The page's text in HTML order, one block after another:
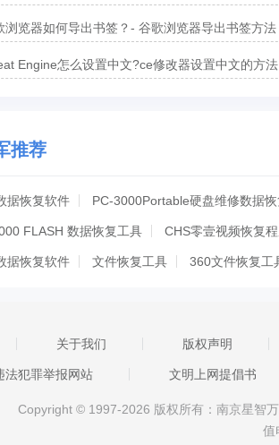
浏览器如何导出书签？- 谷歌浏览器导出书签方法
Engine怎么设置中文?ce修改器设置中文的方法
推荐
据恢复软件 PC-3000Portable硬盘维修数据
FLASH 数据恢复工具 CHS零壹视频恢复
据恢复软件 文件恢复工具 360文件恢复工
安卓恢复专家 小番茄DirectX·DLL修复工具
壹视频恢复程序影视版 DiskGenius 万兴
据恢复 奇客数据恢复iOS版 奇客安卓恢复
关于我们 版权声明
法犯罪举报网站 文明上网提倡书
Copyright © 1997-2026 版权所有：南京星智
值